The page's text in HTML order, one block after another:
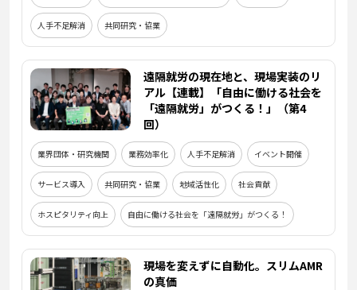
人手不足解消 共同研究・協業
遠隔就労の現在地と、現場実装のリ
アル【連載】「自由に働ける社会を
「遠隔就労」がつくる！」（第4
回）
業界団体・研究機関 業務効率化 人手不足解消 イベント開催
サービス導入 共同研究・協業 地域活性化 社会貢献
ホスピタリティ向上 自由に働ける社会を「遠隔就労」がつくる！
現場を変えずに自動化。スリムAMR
の真価